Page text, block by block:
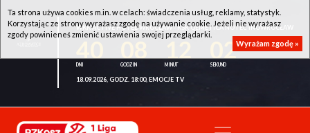
WKK ACTIVE HOTEL WROCŁAW - KSK QEMETICA NOTEĆ INOWROCŁAW
02
18.09.2026, GODZ. 18:00, EMOCJE TV
Ta strona używa cookies m.in. w celach: świadczenia usług, reklamy, statystyk.
Korzystając ze strony wyrażasz zgodę na używanie cookie. Jeżeli nie wyrażasz
zgody powinieneś zmienić ustawienia swojej przeglądarki.
Wyrażam zgodę »